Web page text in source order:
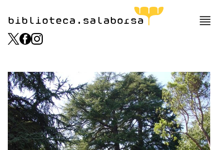
biblioteca.salaborsa